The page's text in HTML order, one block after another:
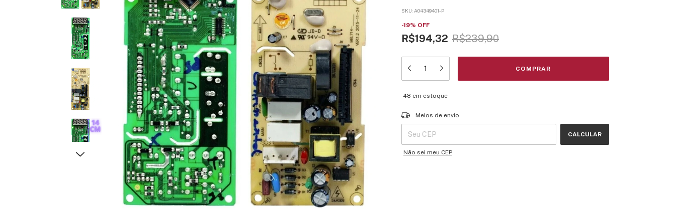
SKU: A04349401-P
-19% OFF
R$194,32 R$239,90
48 em estoque
Entregas para o CEP:
Meios de envio
CALCULAR
Não sei meu CEP